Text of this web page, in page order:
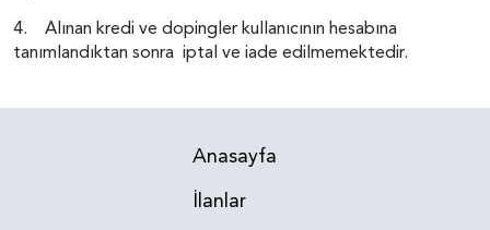
4. Alınan kredi ve dopingler kullanıcının hesabına
tanımlandıktan sonra iptal ve iade edilmemektedir.
Anasayfa
İlanlar